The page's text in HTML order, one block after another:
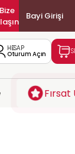
Bize
Bayi Girişi
HESAP
Oturum Açın